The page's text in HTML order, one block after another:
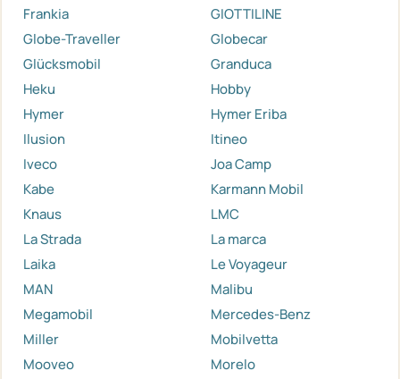
Frankia
GIOTTILINE
Globe-Traveller
Globecar
Glücksmobil
Granduca
Heku
Hobby
Hymer
Hymer Eriba
Ilusion
Itineo
Iveco
Joa Camp
Kabe
Karmann Mobil
Knaus
LMC
La Strada
La marca
Laika
Le Voyageur
MAN
Malibu
Megamobil
Mercedes-Benz
Miller
Mobilvetta
Mooveo
Morelo